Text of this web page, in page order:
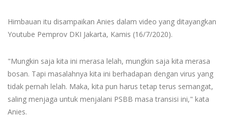
Himbauan itu disampaikan Anies dalam video yang ditayangkan
Youtube Pemprov DKI Jakarta, Kamis (16/7/2020).
"Mungkin saja kita ini merasa lelah, mungkin saja kita merasa
bosan. Tapi masalahnya kita ini berhadapan dengan virus yang
tidak pernah lelah. Maka, kita pun harus tetap terus semangat,
saling menjaga untuk menjalani PSBB masa transisi ini," kata
Anies.